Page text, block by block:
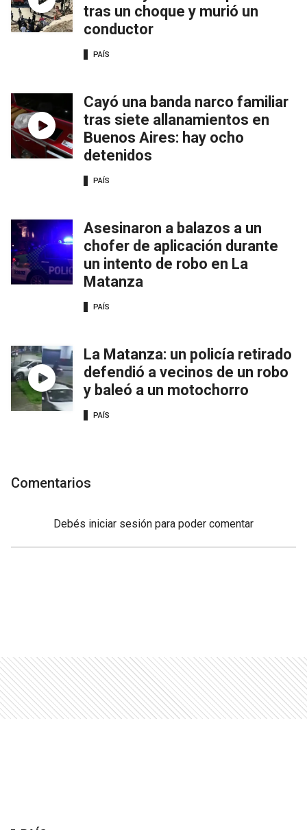
tras un choque y murió un
conductor
PAÍS
Cayó una banda narco familiar
tras siete allanamientos en
Buenos Aires: hay ocho
detenidos
PAÍS
Asesinaron a balazos a un
chofer de aplicación durante
un intento de robo en La
Matanza
PAÍS
La Matanza: un policía retirado
defendió a vecinos de un robo
y baleó a un motochorro
PAÍS
Comentarios
Debés iniciar sesión para poder comentar